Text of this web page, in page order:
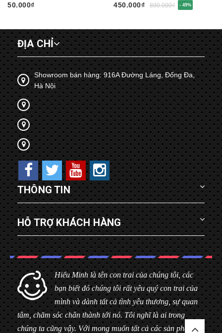
50.000₫
450.000₫
890.000₫ - 49%
ĐỊA CHỈ
Showroom bán hàng: 916A Đường Láng, Đống Đa,
Hà Nội
THÔNG TIN
HỖ TRỢ KHÁCH HÀNG
Hiểu Minh là tên con trai của chúng tôi, các
bạn biết đó chúng tôi rất yêu quý con trai của
mình và dành tất cả tình yêu thương, sự quan
tâm, chăm sóc chân thành tới nó. Tôi nghĩ là ai trong
chúng ta cũng vậy. Với mong muốn tất cả các sản phẩm